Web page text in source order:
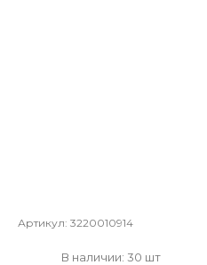
Артикул: 3220010914
В наличии: 30 шт